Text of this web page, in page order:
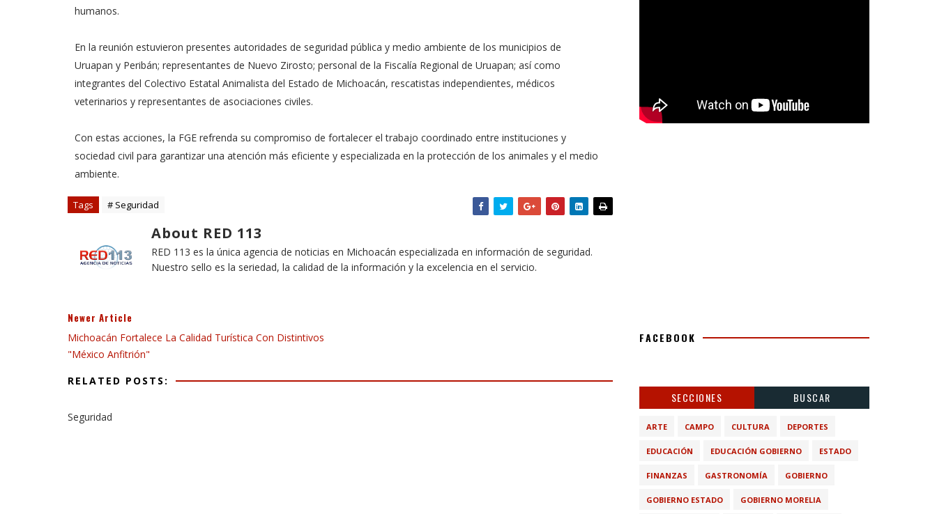
humanos.
En la reunión estuvieron presentes autoridades de seguridad pública y medio ambiente de los municipios de
Uruapan y Peribán; representantes de Nuevo Zirosto; personal de la Fiscalía Regional de Uruapan; así como
integrantes del Colectivo Estatal Animalista del Estado de Michoacán, rescatistas independientes, médicos
veterinarios y representantes de asociaciones civiles.
Con estas acciones, la FGE refrenda su compromiso de fortalecer el trabajo coordinado entre instituciones y
sociedad civil para garantizar una atención más eficiente y especializada en la protección de los animales y el medio
ambiente.
Tags # Seguridad
About RED 113
RED 113 es la única agencia de noticias en Michoacán especializada en información de seguridad.
Nuestro sello es la seriedad, la calidad de la información y la excelencia en el servicio.
Newer Article
Michoacán Fortalece La Calidad Turística Con Distintivos
"México Anfitrión"
RELATED POSTS:
Seguridad
FACEBOOK
SECCIONES BUSCAR
ARTE CAMPO CULTURA DEPORTES
EDUCACIÓN EDUCACIÓN GOBIERNO ESTADO
FINANZAS GASTRONOMÍA GOBIERNO
GOBIERNO ESTADO GOBIERNO MORELIA